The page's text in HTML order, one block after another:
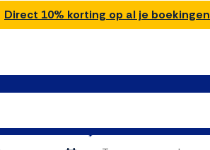
Direct 10% korting op al je